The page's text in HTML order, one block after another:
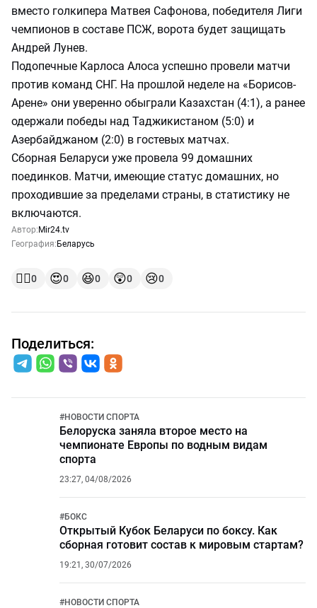
вместо голкипера Матвея Сафонова, победителя Лиги
чемпионов в составе ПСЖ, ворота будет защищать
Андрей Лунев.
Подопечные Карлоса Алоса успешно провели матчи
против команд СНГ. На прошлой неделе на «Борисов-
Арене» они уверенно обыграли Казахстан (4:1), а ранее
одержали победы над Таджикистаном (5:0) и
Азербайджаном (2:0) в гостевых матчах.
Сборная Беларуси уже провела 99 домашних
поединков. Матчи, имеющие статус домашних, но
проходившие за пределами страны, в статистику не
включаются.
Автор: Mir24.tv
География: Беларусь
👍🏻0 😍0 😆0 😲0 😢0
Поделиться:
#НОВОСТИ СПОРТА
Белоруска заняла второе место на
чемпионате Европы по водным видам
спорта
23:27, 04/08/2026
#БОКС
Открытый Кубок Беларуси по боксу. Как
сборная готовит состав к мировым стартам?
19:21, 30/07/2026
#НОВОСТИ СПОРТА